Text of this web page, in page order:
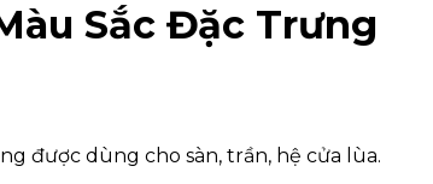
Sắc Đặc Trưng
được dùng cho sàn, trần, hệ cửa lùa.